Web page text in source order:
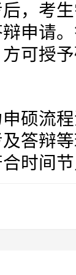
，考
申请
可授
硕流
答辩
时间